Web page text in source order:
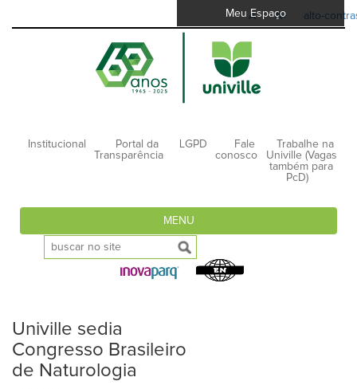
A- A+ alto-
Meu Espaço
Institucional
Portal da
Transparência
LGPD
Fale
conosco
Trabalhe na
Univille (Vagas
também para
PcD)
MENU
Univille sedia
Congresso Brasileiro
de Naturologia